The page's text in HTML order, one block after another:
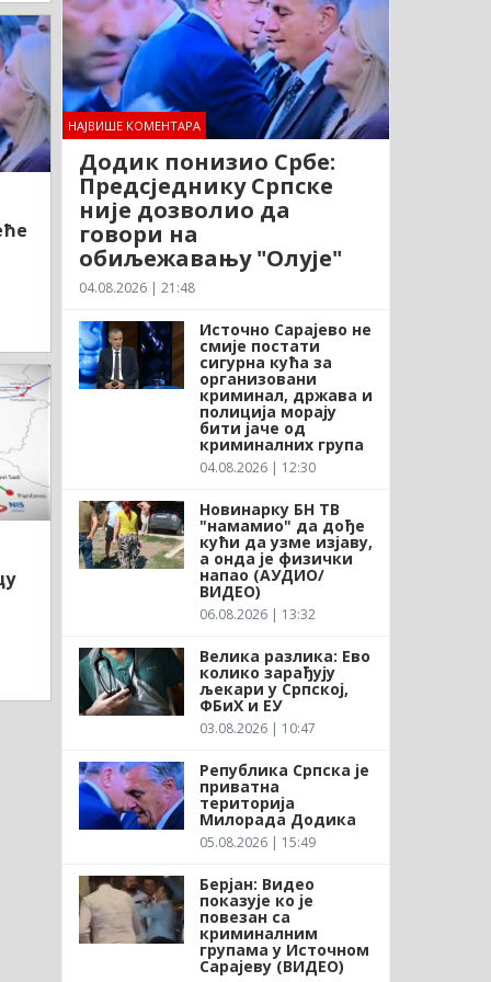
НАЈВИШЕ КОМЕНТАРА
Додик понизио Србе:
Предсједнику Српске
није дозволио да
говори на
обиљежавању "Олује"
04.08.2026 | 21:48
Источно Сарајево не
смије постати
сигурна кућа за
организовани
криминал, држава и
полиција морају
бити јаче од
криминалних група
04.08.2026 | 12:30
Новинарку БН ТВ
"намамио" да дође
кући да узме изјаву,
а онда је физички
напао (АУДИО/
ВИДЕО)
06.08.2026 | 13:32
Велика разлика: Ево
колико зарађују
љекари у Српској,
ФБиХ и ЕУ
03.08.2026 | 10:47
Република Српска је
приватна
територија
Милорада Додика
05.08.2026 | 15:49
Берјан: Видео
показује ко је
повезан са
криминалним
групама у Источном
Сарајеву (ВИДЕО)